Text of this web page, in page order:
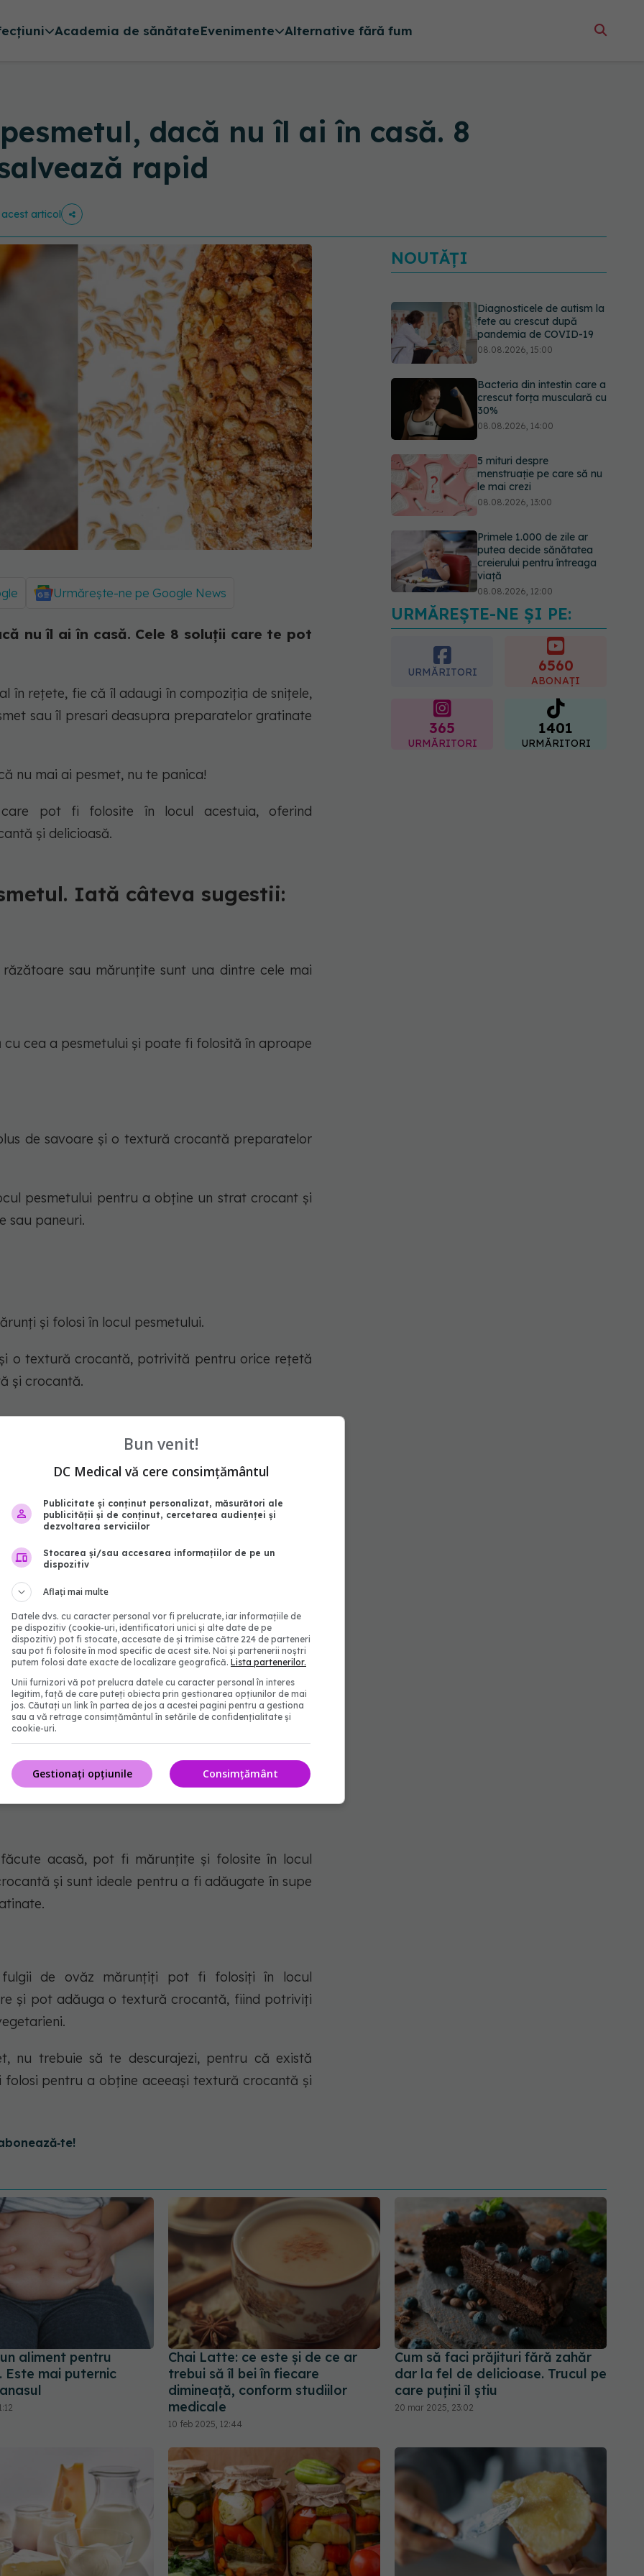
Academia de sănătateEvenimente Alternative fără fum
dacă nu îl ai în casă. 8
rapid
articol
Urmărește-ne pe Google News
nu îl ai în casă. Cele 8 soluții care te pot
în rețete, fie că îl adaugi în compoziția de snițele,
sau îl presari deasupra preparatelor gratinate
nu mai ai pesmet, nu te panica!
pot fi folosite în locul acestuia, oferind
și delicioasă.
Iată câteva sugestii:
sau mărunțite sunt una dintre cele mai
cea a pesmetului și poate fi folosită în aproape
de savoare și o textură crocantă preparatelor
pesmetului pentru a obține un strat crocant și
sau paneuri.
și folosi în locul pesmetului.
o textură crocantă, potrivită pentru orice rețetă
și crocantă.
pentru a înlocui pesmetul.
de chiftele sau ca strat crocan pentru diverse
preparatelor tale.
alternativă sănătoasă și gustoasă la pesmet.
și un gust ușor, un lucru perfect pentru
și consistență.
populară. Mărunțește-i și folosește-i pentru
pentru șnițele sau alte preparate pane. Fulgii de
gluten pentru cai care au intoleranță.
acasă, pot fi mărunțite și folosite în locul
și sunt ideale pentru a fi adăugate în supe
fulgii de ovăz mărunțiți pot fi folosiți în locul
și pot adăuga o textură crocantă, fiind potriviți
nu trebuie să te descurajezi, pentru că există
pentru a obține aceeași textură crocantă și
NOUTĂȚI
Diagnosticele de autism la
fete au crescut după
pandemia de COVID-19
08.08.2026, 15:00
Bacteria din intestin care a
crescut forța musculară cu
30%
08.08.2026, 14:00
5 mituri despre
menstruație pe care să nu
le mai crezi
08.08.2026, 13:00
Primele 1.000 de zile ar
putea decide sănătatea
creierului pentru întreaga
viață
08.08.2026, 12:00
Trucul simplu care face
pepenele verde mult mai
08.08.2026, 15:32
URMĂREȘTE-NE ȘI PE:
URMĂRITORI 6560
ABONAȚI
365
URMĂRITORI
1401
URMĂRITORI
aliment pentru
Este mai puternic
Chai Latte: ce este și de ce ar
trebui să îl bei în fiecare
dimineață, conform studiilor
medicale
10 feb 2025, 12:44
Cum să faci prăjituri fără zahăr
dar la fel de delicioase. Trucul pe
care puțini îl știu
20 mar 2025, 23:02
Bun venit!
DC Medical vă cere consimțământul
Publicitate și conținut personalizat, măsurători ale
publicității și de conținut, cercetarea audienței și
dezvoltarea serviciilor
Stocarea și/sau accesarea informațiilor de pe un
dispozitiv
Aflați mai multe
Datele dvs. cu caracter personal vor fi prelucrate, iar informațiile de
pe dispozitiv (cookie-uri, identificatori unici și alte date de pe
dispozitiv) pot fi stocate, accesate de și trimise către 224 de parteneri
sau pot fi folosite în mod specific de acest site. Noi și partenerii noștri
putem folosi date exacte de localizare geografică. Lista partenerilor.
Unii furnizori vă pot prelucra datele cu caracter personal în interes
legitim, față de care puteți obiecta prin gestionarea opțiunilor de mai
jos. Căutați un link în partea de jos a acestei pagini pentru a gestiona
sau a vă retrage consimțământul în setările de confidențialitate și
cookie-uri.
Consimțământ
Gestionați opțiunile